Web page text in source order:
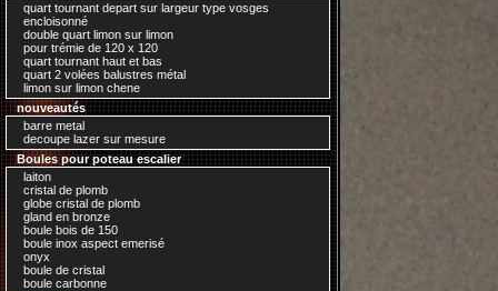
quart tournant depart sur largeur type vosges
encloisonné
double quart limon sur limon
pour trémie de 120 x 120
quart tournant haut et bas
quart 2 volées balustres métal
limon sur limon chene
nouveautés
barre metal
decoupe lazer sur mesure
Boules pour poteau escalier
laiton
cristal de plomb
globe cristal de plomb
gland en bronze
boule bois de 150
boule inox aspect emerisé
onyx
boule de cristal
boule carbonne